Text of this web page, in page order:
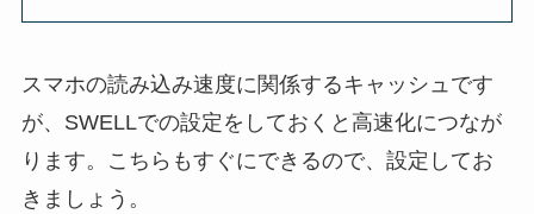
スマホの読み込み速度に関係するキャッシュです
が、SWELLでの設定をしておくと高速化につなが
ります。こちらもすぐにできるので、設定してお
きましょう。